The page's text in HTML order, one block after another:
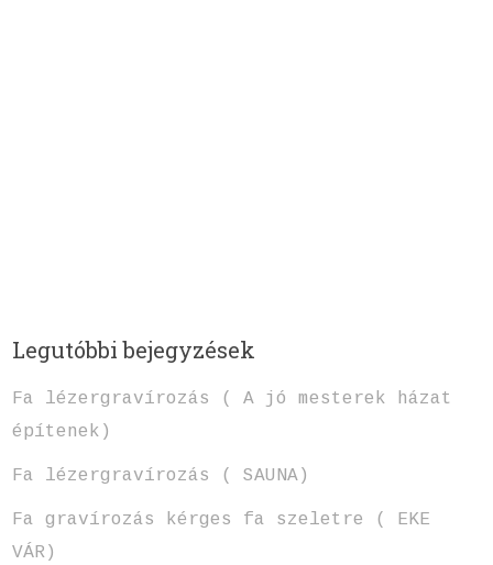
Legutóbbi bejegyzések
Fa lézergravírozás ( A jó mesterek házat
építenek)
Fa lézergravírozás ( SAUNA)
Fa gravírozás kérges fa szeletre ( EKE
VÁR)